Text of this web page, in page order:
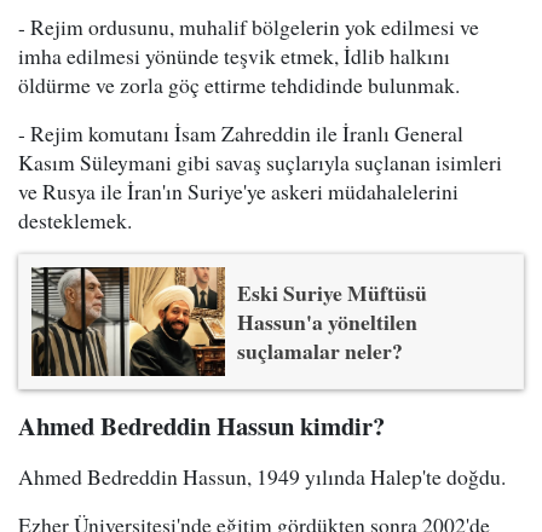
- Rejim ordusunu, muhalif bölgelerin yok edilmesi ve
imha edilmesi yönünde teşvik etmek, İdlib halkını
öldürme ve zorla göç ettirme tehdidinde bulunmak.
- Rejim komutanı İsam Zahreddin ile İranlı General
Kasım Süleymani gibi savaş suçlarıyla suçlanan isimleri
ve Rusya ile İran'ın Suriye'ye askeri müdahalelerini
desteklemek.
Eski Suriye Müftüsü
Hassun'a yöneltilen
suçlamalar neler?
Ahmed Bedreddin Hassun kimdir?
Ahmed Bedreddin Hassun, 1949 yılında Halep'te doğdu.
Ezher Üniversitesi'nde eğitim gördükten sonra 2002'de